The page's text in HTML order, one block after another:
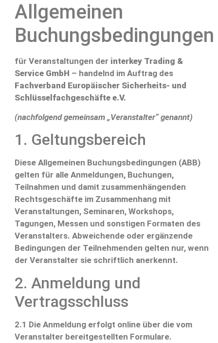
Allgemeinen
Buchungsbedingungen
für Veranstaltungen der interkey Trading &
Service GmbH – handelnd im Auftrag des
Fachverband Europäischer Sicherheits- und
Schlüsselfachgeschäfte e.V.
(nachfolgend gemeinsam „Veranstalter“ genannt)
1. Geltungsbereich
Diese Allgemeinen Buchungsbedingungen (ABB)
gelten für alle Anmeldungen, Buchungen,
Teilnahmen und damit zusammenhängenden
Rechtsgeschäfte im Zusammenhang mit
Veranstaltungen, Seminaren, Workshops,
Tagungen, Messen und sonstigen Formaten des
Veranstalters. Abweichende oder ergänzende
Bedingungen der Teilnehmenden gelten nur, wenn
der Veranstalter sie schriftlich anerkennt.
2. Anmeldung und
Vertragsschluss
2.1 Die Anmeldung erfolgt online über die vom
Veranstalter bereitgestellten Formulare.